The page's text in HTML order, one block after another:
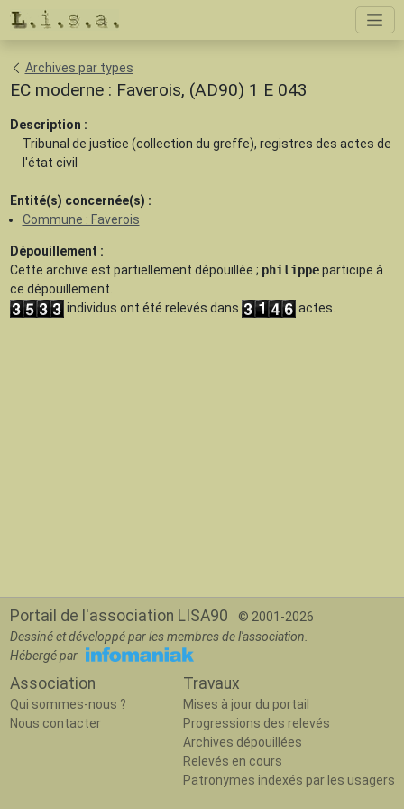
Archives par types
EC moderne : Faverois, (AD90) 1 E 043
Description :
Tribunal de justice (collection du greffe), registres des actes de
l'état civil
Entité(s) concernée(s) :
Commune : Faverois
Dépouillement :
Cette archive est partiellement dépouillée ; philippeparticipe à
ce dépouillement.
individus ont été relevés dans
actes.
Portail de l'association LISA90
© 2001-2026
Dessiné et développé par les membres de l'association.
Hébergé par
Association
Qui sommes-nous ?
Nous contacter
Travaux
Mises à jour du portail
Progressions des relevés
Archives dépouillées
Relevés en cours
Patronymes indexés par les usagers